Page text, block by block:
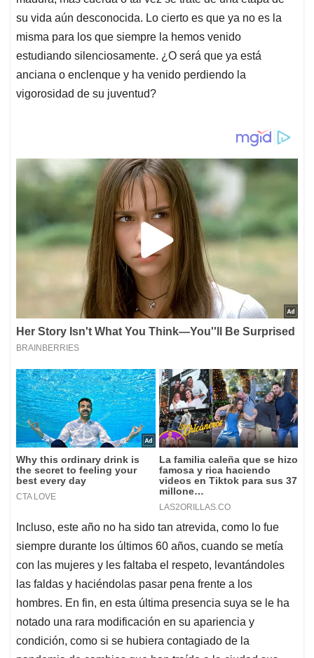
su vida aún desconocida. Lo cierto es que ya no es la
misma para los que siempre la hemos venido
estudiando silenciosamente. ¿O será que ya está
anciana o enclenque y ha venido perdiendo la
vigorosidad de su juventud?
Incluso, este año no ha sido tan atrevida, como lo fue
siempre durante los últimos 60 años, cuando se metía
con las mujeres y les faltaba el respeto, levantándoles
las faldas y haciéndolas pasar pena frente a los
hombres. En fin, en esta última presencia suya se le ha
notado una rara modificación en su apariencia y
condición, como si se hubiera contagiado de la